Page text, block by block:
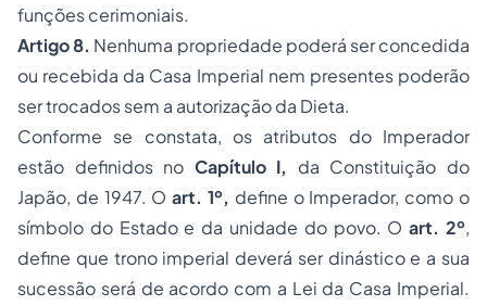
funções cerimoniais.
Artigo 8. Nenhuma propriedade poderá ser concedida
ou recebida da Casa Imperial nem presentes poderão
ser trocados sem a autorização da Dieta.
Conforme se constata, os atributos do Imperador
estão definidos no Capítulo I,
da Constituição do
Japão, de 1947. Oart. 1º, define o Imperador, como o
símbolo do Estado e da unidade do povo. Oart. 2º,
define que trono imperial deverá ser dinástico e a sua
sucessão será de acordo com a Lei da Casa Imperial.